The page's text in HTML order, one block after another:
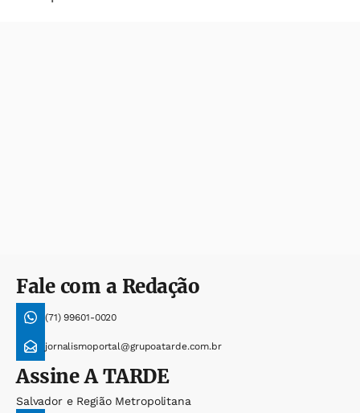
Fale com a Redação
(71) 99601-0020
jornalismoportal@grupoatarde.com.br
AssineA TARDE
Salvador e Região Metropolitana